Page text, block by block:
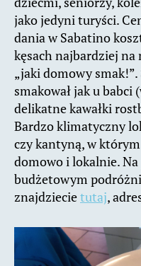
jako jedyni turyści.
dania w Sabatino
kęsach najbardziej na
„jaki domowy
smakował jak u babci
delikatne kawałki
Bardzo klimatyczny
czy kantyną, w
domowo i lokalnie.
budżetowym
znajdziecietutaj,